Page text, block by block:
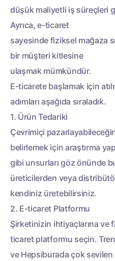
düşük maliyetli iş süreçleri
Ayrıca, e-ticaret
sayesinde fiziksel mağaza
bir müşteri kitlesine
ulaşmak mümkündür.
E-ticarete başlamak için
adımları aşağıda sıraladık.
1. Ürün Tedariki
Çevrimiçi
belirlemek için araştırma
gibi unsurları göz önünde
üreticilerden veya
kendiniz üretebilirsiniz.
2. E-ticaret Platformu
Şirketinizin ihtiyaçlarına ve
ticaret platformu seçin.
ve Hepsiburada çok sevilen